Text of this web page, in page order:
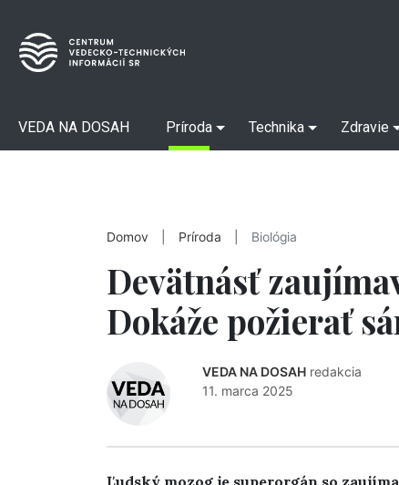
VEDA NA DOSAH Príroda Technika Zdravie
Domov Príroda Biológia
Devätnásť
Dokáže požierať
VEDA NA DOSAH redakcia
11. marca 2025
Ľudský mozog je superorgán so